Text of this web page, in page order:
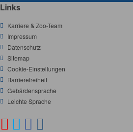
Links
Karriere & Zoo-Team
Impressum
Datenschutz
Sitemap
Cookie-Einstellungen
Barrierefreiheit
Gebärdensprache
Leichte Sprache
S
O
Y T F